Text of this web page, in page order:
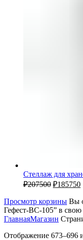
Стеллаж для
₽207500 ₽185750
Просмотр корзины Вы
Гефест-ВС-105” в свою
ГлавнаяМагазин
Отображение 673–696